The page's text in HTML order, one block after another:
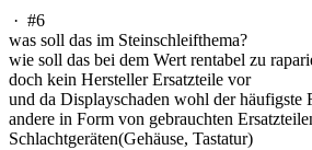
· #6
was soll das im Steinschleifthema?
wie soll das bei dem Wert rentabel zu
doch kein Hersteller Ersatzteile vor
und da Displayschaden wohl der häufigste
andere in Form von gebrauchten
Schlachtgeräten(Gehäuse, Tastatur)